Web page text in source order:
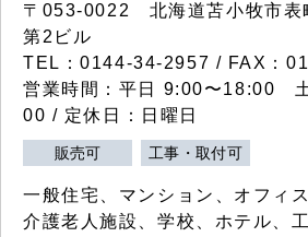
〒053-0022 北海道苫小牧市
第2ビル
TEL：0144-34-2957 / FAX：
営業時間：平日 9:00〜18:00
00 / 定休日：日曜日
販売可 工事・取付可
一般住宅、マンション、オフィ
介護老人施設、学校、ホテル、